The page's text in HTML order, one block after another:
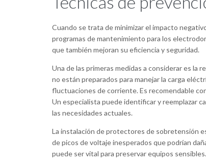
Cuando se trata de minimizar el impacto
programas de mantenimiento para los
que también mejoran su eficiencia y seguridad.
Una de las primeras medidas a considerar es la
no están preparados para manejar la carga
fluctuaciones de corriente. Es recomendable
Un especialista puede identificar y reemplazar
las necesidades actuales.
La instalación de protectores de sobretensión
de picos de voltaje inesperados que podrían
puede ser vital para preservar equipos sensibles.